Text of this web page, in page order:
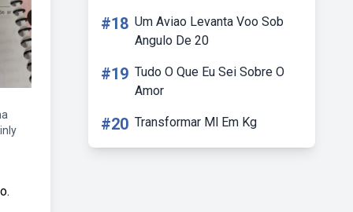
#18 Um Aviao Levanta Voo Sob
Angulo De 20
#19 Tudo O Que Eu Sei Sobre O
Amor
#20 Transformar Ml Em Kg